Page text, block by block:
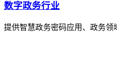
数字政务行业
提供智慧政务密码应用、政务领